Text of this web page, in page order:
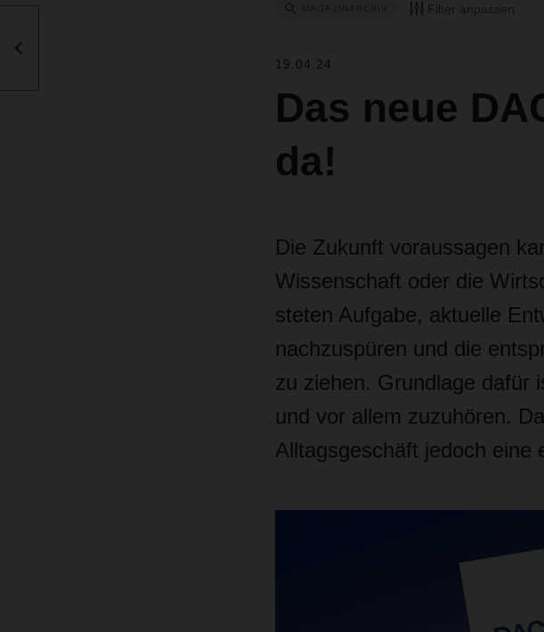
Filter anpassen
19.04.24
Das neue
da!
Die Zukunft voraussagen
Wissenschaft oder die
steten Aufgabe, aktuelle
nachzuspüren und die
zu ziehen. Grundlage dafür
und vor allem zuzuhören.
Alltagsgeschäft jedoch eine